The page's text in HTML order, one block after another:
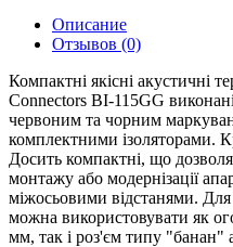
Описание
Отзывов (0)
Компактні якісні акустичні
Connectors BI-115GG
червоним та чорним
комплектними ізоляторами.
Досить компактні, що
монтажу або модернізації
міжосьовими відстанями.
можна використовувати як
мм, так і роз'єм типу "банан"